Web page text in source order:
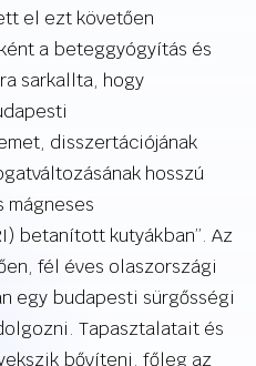
el ezt követően
a beteggyógyítás és
sarkallta, hogy
disszertációjának
hosszú
mágneses
betanított kutyákban”. Az
fél éves olaszországi
egy budapesti sürgősségi
Tapasztalatait és
bővíteni, főleg az